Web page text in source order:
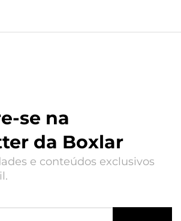
se na
da Boxlar
e conteúdos exclusivos